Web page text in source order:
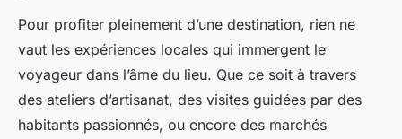
Pour profiter pleinement d’une destination, rien ne
vaut les expériences locales qui immergent le
voyageur dans l’âme du lieu. Que ce soit à travers
des ateliers d’artisanat, des visites guidées par des
habitants passionnés, ou encore des marchés